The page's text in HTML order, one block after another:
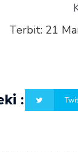
Terbit: 21
: